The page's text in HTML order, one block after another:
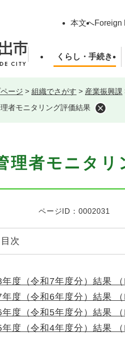
本文へForeign
くらし・手続き
ージ > 組織でさがす > 産業振興課
者モニタリング評価結果
理者モニタリ
ページID：0002031
次
度（令和7年度分）結果
度（令和6年度分）結果
度（令和5年度分）結果
度（令和4年度分）結果